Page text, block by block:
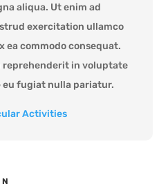
aliqua. Ut enim ad
exercitation ullamco
ea commodo consequat.
reprehenderit in voluptate
eu fugiat nulla pariatur.
Activities